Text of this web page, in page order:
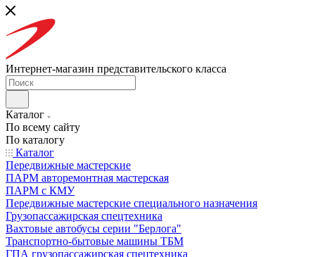
Интернет-магазин представительского класса
Каталог
По всему сайту
По каталогу
Каталог
Передвижные мастерские
ПАРМ авторемонтная мастерская
ПАРМ с КМУ
Передвижные мастерские специального назначения
Грузопассажирская спецтехника
Вахтовые автобусы серии "Берлога"
Транспортно-бытовые машины ТБМ
ГПА грузопассажирская спецтехника